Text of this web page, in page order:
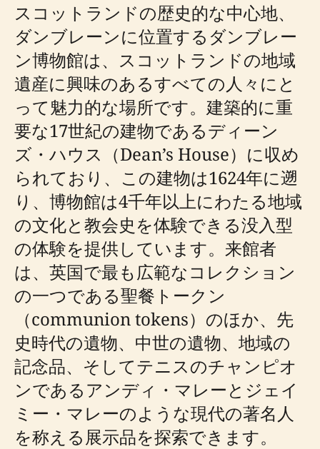
スコットランドの歴史的な中心地、
ダンブレーンに位置するダンブレー
ン博物館は、スコットランドの地域
遺産に興味のあるすべての人々にと
って魅力的な場所です。建築的に重
要な17世紀の建物であるディーン
ズ・ハウス（Dean’s House）に収め
られており、この建物は1624年に遡
り、博物館は4千年以上にわたる地域
の文化と教会史を体験できる没入型
の体験を提供しています。来館者
は、英国で最も広範なコレクション
の一つである聖餐トークン
（communion tokens）のほか、先
史時代の遺物、中世の遺物、地域の
記念品、そしてテニスのチャンピオ
ンであるアンディ・マレーとジェイ
ミー・マレーのような現代の著名人
を称える展示品を探索できます。